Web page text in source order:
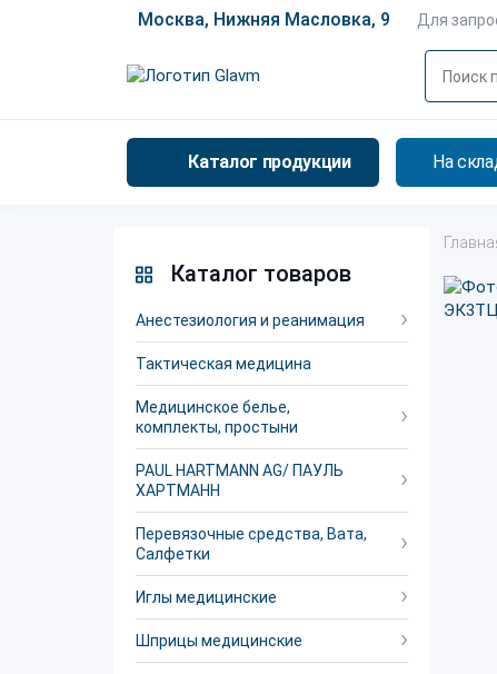
Москва, Нижняя Масловка, 9 Для
Каталог продукции На
Каталог товаров
Анестезиология и реанимация
Тактическая медицина
Медицинское белье,
комплекты, простыни
PAUL HARTMANN AG/ ПАУЛЬ
ХАРТМАНН
Перевязочные средства, Вата,
Салфетки
Иглы медицинские
Шприцы медицинские